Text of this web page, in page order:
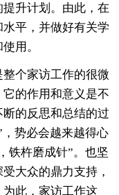
升计划。由此，在
平，并做好有关学
用。
个家访工作的很微
的作用和意义是不
的反思和总结的过
势必会越来越得心
铁杵磨成针”。也坚
大众的鼎力支持，
此，家访工作这